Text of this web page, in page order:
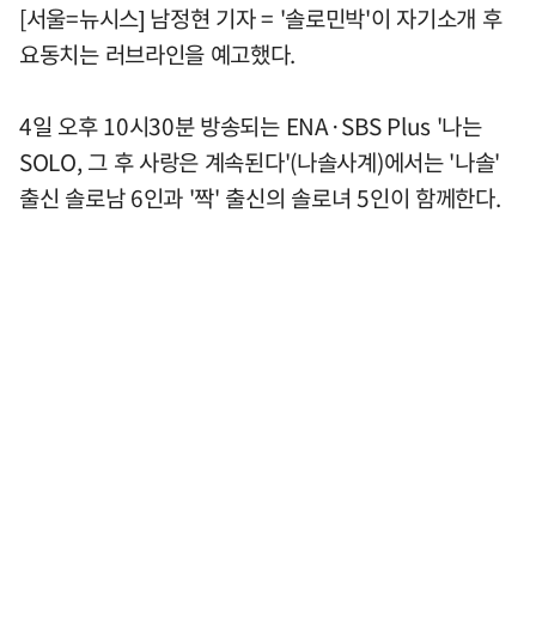
[서울=뉴시스] 남정현 기자 = '솔로민박'이 자기소개 후
요동치는 러브라인을 예고했다.
4일 오후 10시30분 방송되는 ENA·SBS Plus '나는
SOLO, 그 후 사랑은 계속된다'(나솔사계)에서는 '나솔'
출신 솔로남 6인과 '짝' 출신의 솔로녀 5인이 함께한다.